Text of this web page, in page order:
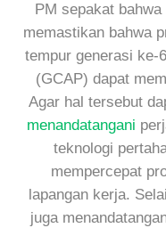
PM sepakat
memastikan bahwa
tempur generasi ke-6
(GCAP) dapat
Agar hal tersebut
menandatangani
teknologi
mempercepat
lapangan kerja.
juga